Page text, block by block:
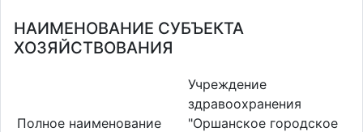
НАИМЕНОВАНИЕ СУБЪЕКТА
ХОЗЯЙСТВОВАНИЯ
Полное наименование
Учреждение
здравоохранения
"Оршанское городское